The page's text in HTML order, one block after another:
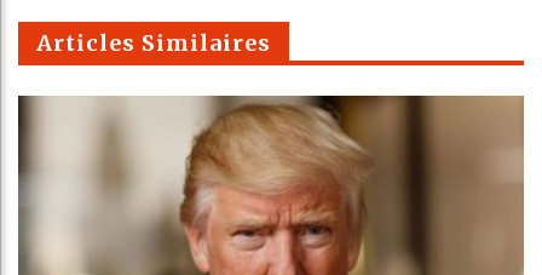
m
Articles Similaires